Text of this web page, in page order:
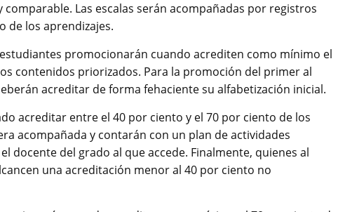
Las escalas serán acompañadas por registros
de los aprendizajes.
promocionarán cuando acrediten como mínimo el
contenidos priorizados. Para la promoción del primer al
acreditar de forma fehaciente su alfabetización inicial.
acreditar entre el 40 por ciento y el 70 por ciento de los
acompañada y contarán con un plan de actividades
docente del grado al que accede. Finalmente, quienes al
una acreditación menor al 40 por ciento no